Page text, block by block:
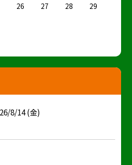
26 27 28
29
8/14 (金)